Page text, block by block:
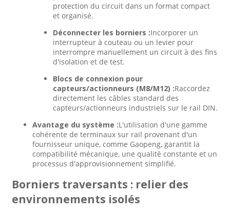
protection du circuit dans un format compact
et organisé.
Déconnecter les borniers :Incorporer un
interrupteur à couteau ou un levier pour
interrompre manuellement un circuit à des fins
d'isolation et de test.
Blocs de connexion pour
capteurs/actionneurs (M8/M12) :Raccordez
directement les câbles standard des
capteurs/actionneurs industriels sur le rail DIN.
Avantage du système :L'utilisation d'une gamme
cohérente de terminaux sur rail provenant d'un
fournisseur unique, comme Gaopeng, garantit la
compatibilité mécanique, une qualité constante et un
processus d'approvisionnement simplifié.
Borniers traversants : relier des
environnements isolés